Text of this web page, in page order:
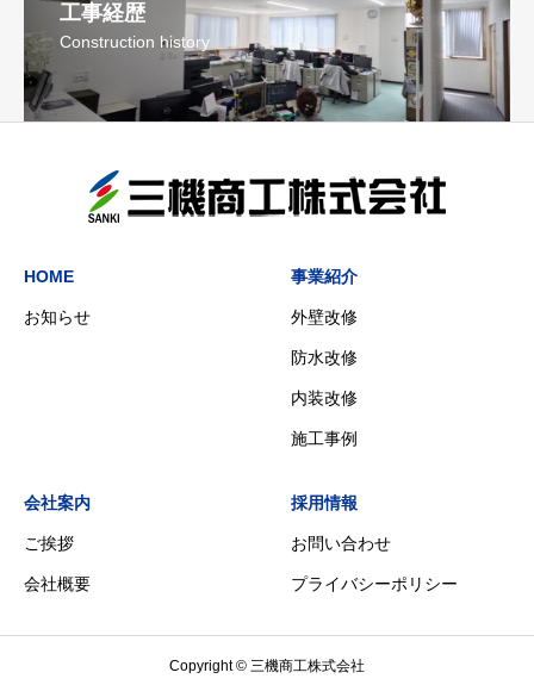
工事経歴
Construction history
HOME
お知らせ
事業紹介
外壁改修
防水改修
内装改修
施工事例
会社案内
ご挨拶
会社概要
採用情報
お問い合わせ
プライバシーポリシー
Copyright © 三機商工株式会社